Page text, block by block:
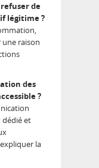
de
légitime ?
raison
des
?
dédié et
la